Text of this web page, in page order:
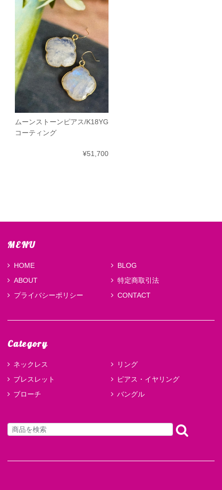
ムーンストーンピアス/K18YG
コーティング
¥51,700
MENU
HOME
BLOG
ABOUT
特定商取引法
プライバシーポリシー
CONTACT
Category
ネックレス
リング
ブレスレット
ピアス・イヤリング
ブローチ
バングル